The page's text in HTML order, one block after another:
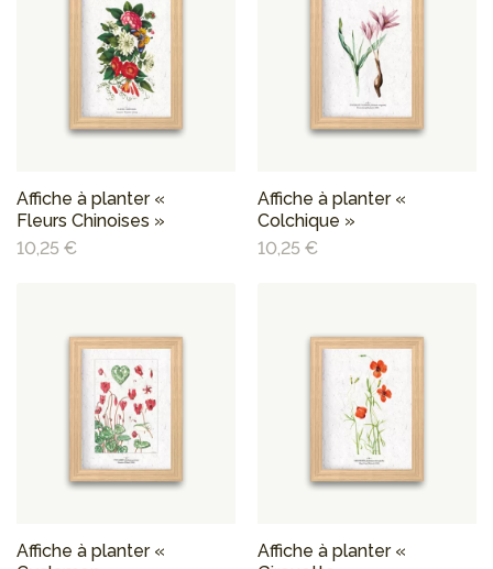
Affiche à planter «
Fleurs Chinoises »
10,25 €
Affiche à planter «
Colchique »
10,25 €
Affiche à planter «
Affiche à planter «